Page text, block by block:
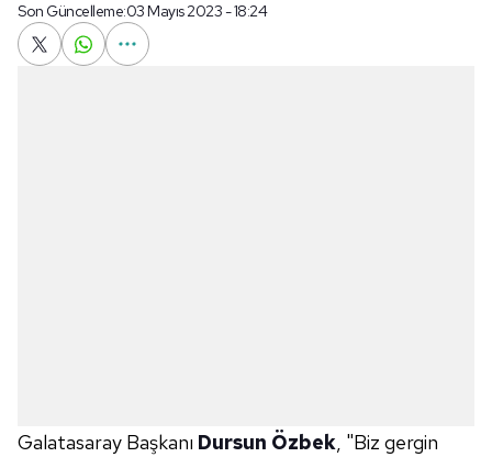
Son Güncelleme:03 Mayıs 2023 - 18:24
Galatasaray Başkanı Dursun Özbek, "Biz gergin